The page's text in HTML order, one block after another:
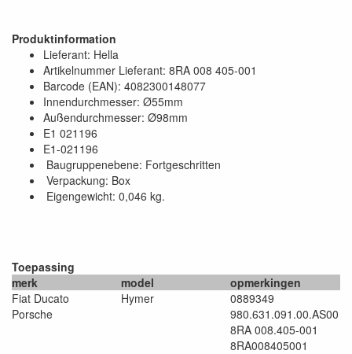
Produktinformation
Lieferant: Hella
Artikelnummer Lieferant: 8RA 008 405-001
Barcode (EAN): 4082300148077
Innendurchmesser: Ø55mm
Außendurchmesser: Ø98mm
E1 021196
E1-021196
Baugruppenebene: Fortgeschritten
Verpackung: Box
Eigengewicht: 0,046 kg.
Toepassing
merk
model
opmerkingen
Fiat Ducato
Hymer
0889349
Porsche
980.631.091.00.AS00
8RA 008.405-001
8RA008405001